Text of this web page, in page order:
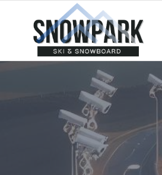
contenu